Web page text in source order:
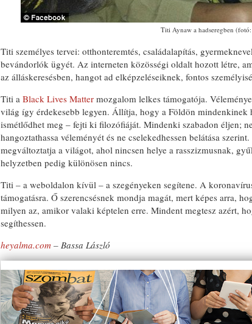
Titi Aynaw a hadseregben
Titi személyes tervei: otthonteremtés, családalapítás,
bevándorlók ügyét. Az interneten közösségi oldalt hozott létre,
az álláskeresésben, hangot ad elképzeléseiknek, fontos
Titi a Black Lives Matter mozgalom lelkes támogatója.
világ így érdekesebb legyen. Állítja, hogy a Földön mindenkinek
ismétlődhet meg – fejti ki filozófiáját. Mindenki szabadon éljen;
hangoztathassa véleményét és ne cselekedhessen belátása
megváltoztatja a világot, ahol nincsen helye a rasszizmusnak,
helyzetben pedig különösen nincs.
Titi – a weboldalon kívül – a szegényeken segítene. A
támogatásra. Ő szerencsésnek mondja magát, mert képes arra,
milyen az, amikor valaki képtelen erre. Mindent megtesz azért,
segíthessen.
heyalma.com – Bassa László